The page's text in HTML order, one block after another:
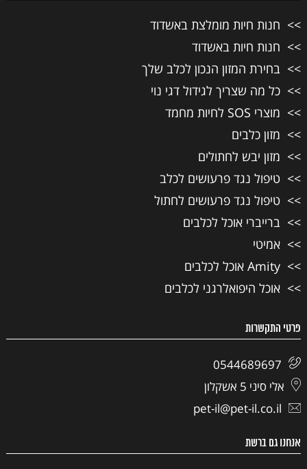
חנות חיות מומלצת באשדוד
חנות חיות באשדוד
בחירת המזון הנכון לכלב שלך
כל מה שצריך לגידול דגי נוי
מוצרי SOS לחיות מחמד
מזון כלבים
מזון יבש לחתולים
טיפול נגד פרעושים לכלב
טיפול נגד פרעושים לחתול
ברייברי אוכל לכלבים
אמיטי
Amity אוכל לכלבים
אוכל היפואלרגני לכלבים
פרטי התקשרות
0544689697
אלי סיני 5 אשקלון
pet-il@pet-il.co.il
אנחנו גם ברשת